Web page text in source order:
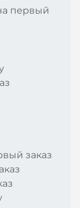
первый
заказ